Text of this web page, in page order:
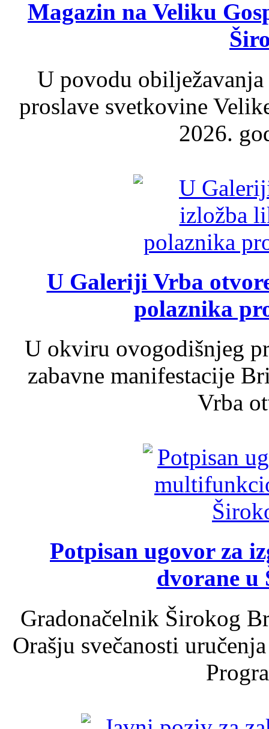
Magazin na Veliku
U povodu
proslave svetkovine
2026.
U Galeriji Vrba
polaznika
U okviru ovogodišnjeg
zabavne manifestacije
Vrba
Potpisan ugovor za
dvorane u
Gradonačelnik Širokog
Orašju svečanosti